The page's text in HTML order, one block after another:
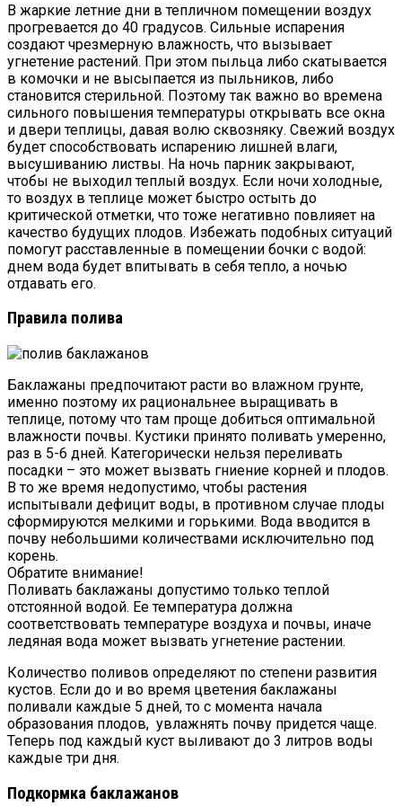
В жаркие летние дни в тепличном помещении воздух
прогревается до 40 градусов. Сильные испарения
создают чрезмерную влажность, что вызывает
угнетение растений. При этом пыльца либо скатывается
в комочки и не высыпается из пыльников, либо
становится стерильной. Поэтому так важно во времена
сильного повышения температуры открывать все окна
и двери теплицы, давая волю сквозняку. Свежий воздух
будет способствовать испарению лишней влаги,
высушиванию листвы. На ночь парник закрывают,
чтобы не выходил теплый воздух. Если ночи холодные,
то воздух в теплице может быстро остыть до
критической отметки, что тоже негативно повлияет на
качество будущих плодов. Избежать подобных ситуаций
помогут расставленные в помещении бочки с водой:
днем вода будет впитывать в себя тепло, а ночью
отдавать его.
Правила полива
Баклажаны предпочитают расти во влажном грунте,
именно поэтому их рациональнее выращивать в
теплице, потому что там проще добиться оптимальной
влажности почвы. Кустики принято поливать умеренно,
раз в 5-6 дней. Категорически нельзя переливать
посадки – это может вызвать гниение корней и плодов.
В то же время недопустимо, чтобы растения
испытывали дефицит воды, в противном случае плоды
сформируются мелкими и горькими. Вода вводится в
почву небольшими количествами исключительно под
корень.
Обратите внимание!
Поливать баклажаны допустимо только теплой
отстоянной водой. Ее температура должна
соответствовать температуре воздуха и почвы, иначе
ледяная вода может вызвать угнетение растении.
Количество поливов определяют по степени развития
кустов. Если до и во время цветения баклажаны
поливали каждые 5 дней, то с момента начала
образования плодов, увлажнять почву придется чаще.
Теперь под каждый куст выливают до 3 литров воды
каждые три дня.
Подкормка баклажанов